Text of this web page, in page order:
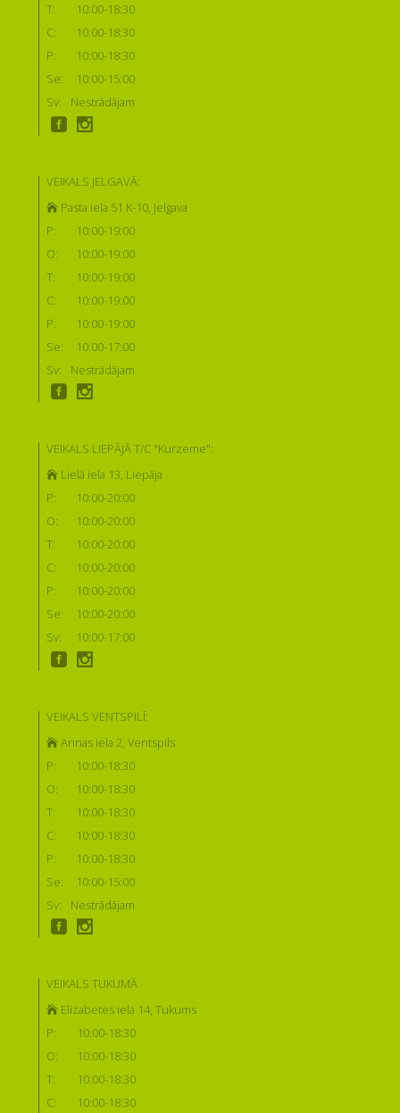
T:
10:00-18:30
C:
10:00-18:30
P:
10:00-18:30
Se:
10:00-15:00
Sv:
Nestrādājam
VEIKALS JELGAVĀ:
Pasta iela 51 K-10, Jelgava
P:
10:00-19:00
O:
10:00-19:00
T:
10:00-19:00
C:
10:00-19:00
P:
10:00-19:00
Se:
10:00-17:00
Sv:
Nestrādājam
VEIKALS LIEPĀJĀ T/C "Kurzeme":
Lielā iela 13, Liepāja
P:
10:00-20:00
O:
10:00-20:00
T:
10:00-20:00
C:
10:00-20:00
P:
10:00-20:00
Se:
10:00-20:00
Sv:
10:00-17:00
VEIKALS VENTSPILĪ:
Annas iela 2, Ventspils
P:
10:00-18:30
O:
10:00-18:30
T:
10:00-18:30
C:
10:00-18:30
P:
10:00-18:30
Se:
10:00-15:00
Sv:
Nestrādājam
VEIKALS TUKUMĀ
Elizabetes iela 14, Tukums
P:
10:00-18:30
O:
10:00-18:30
T:
10:00-18:30
C:
10:00-18:30